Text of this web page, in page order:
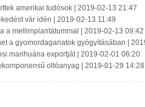
amerikai tudósok | 2019-02-13 21:47
vár idén | 2019-02-13 11:49
a mellimplantátummal | 2019-02-13 09:42
a gyomordaganatok gyógyításában |
marihuána exportját | 2019-02-01 06:20
oltóanyag | 2019-01-29 14:28